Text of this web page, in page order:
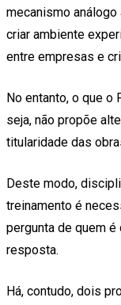
mecanismo análogo
criar ambiente
entre empresas e
No entanto, o que o
seja, não propõe
titularidade das
Deste modo,
treinamento é
pergunta de quem
resposta.
Há, contudo, dois